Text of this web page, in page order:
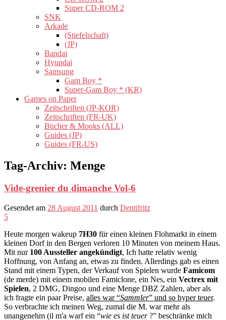
Super CD-ROM 2
SNK
Arkade
(Stiefelschaft)
(JP)
Bandai
Hyundai
Samsung
Gam Boy *
Super-Gam Boy * (KR)
Games on Paper
Zeitschriften (JP-KOR)
Zeitschriften (FR-UK)
Bücher & Mooks (ALL)
Guides (JP)
Guides (FR-US)
Tag-Archiv: Menge
Vide-grenier du dimanche Vol-6
Gesendet am 28 August 2011 durch Dentifritz
5
Heute morgen wakeup 7H30 für einen kleinen Flohmarkt in einem
kleinen Dorf in den Bergen verloren 10 Minuten von meinem Haus.
Mit nur 100 Aussteller angekündigt, Ich hatte relativ wenig
Hoffnung, von Anfang an, etwas zu finden. Allerdings gab es einen
Stand mit einem Typen, der Verkauf von Spielen wurde Famicom
(de merde) mit einem mobilen Famiclone, ein Nes, ein Vectrex mit
Spielen, 2 DMG, Dingoo und eine Menge DBZ Zahlen, aber als
ich fragte ein paar Preise, alles war “Sammler” und so hyper teuer.
So verbrachte ich meinen Weg, zumal die M. war mehr als
unangenehm (il m'a warf ein “wie es ist teuer?” beschränke mich